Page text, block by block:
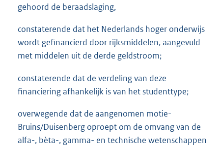
gehoord de beraadslaging,
constaterende dat het Nederlands hoger onderwijs
wordt gefinancierd door rijksmiddelen, aangevuld
met middelen uit de derde geldstroom;
constaterende dat de verdeling van deze
financiering afhankelijk is van het studenttype;
overwegende dat de aangenomen motie-
Bruins/Duisenberg oproept om de omvang van de
alfa-, bèta-, gamma- en technische wetenschappen